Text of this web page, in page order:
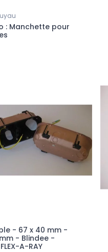
: Manchette pour
- 67 x 40 mm -
- Blindee -
A-RAY